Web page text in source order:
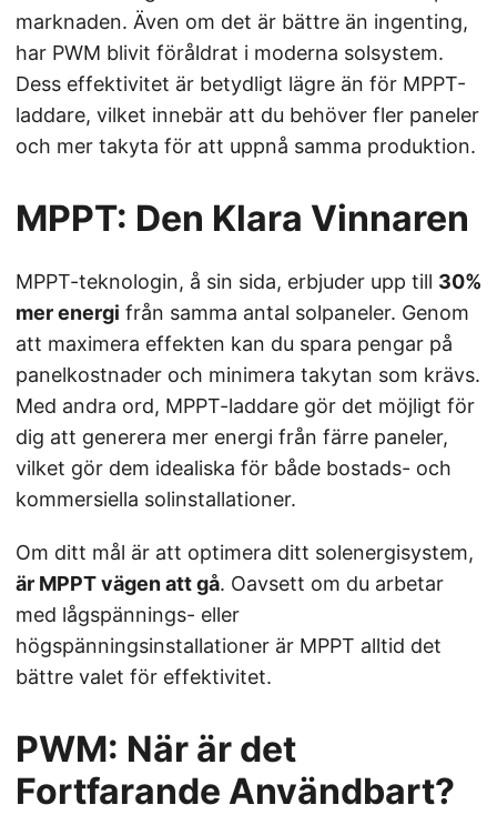
marknaden. Även om det är bättre än ingenting,
har PWM blivit föråldrat i moderna solsystem.
Dess effektivitet är betydligt lägre än för MPPT-
laddare, vilket innebär att du behöver fler paneler
och mer takyta för att uppnå samma produktion.
MPPT: Den Klara Vinnaren
MPPT-teknologin, å sin sida, erbjuder upp till 30%
mer energi från samma antal solpaneler. Genom
att maximera effekten kan du spara pengar på
panelkostnader och minimera takytan som krävs.
Med andra ord, MPPT-laddare gör det möjligt för
dig att generera mer energi från färre paneler,
vilket gör dem idealiska för både bostads- och
kommersiella solinstallationer.
Om ditt mål är att optimera ditt solenergisystem,
är MPPT vägen att gå. Oavsett om du arbetar
med lågspännings- eller
högspänningsinstallationer är MPPT alltid det
bättre valet för effektivitet.
PWM: När är det
Fortfarande Användbart?